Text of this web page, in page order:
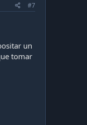
#7
un
tomar